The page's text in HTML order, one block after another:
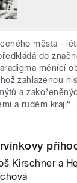
města -
do
měnící
zahlazenou
a
a rudém kraji“.
Kirschner a